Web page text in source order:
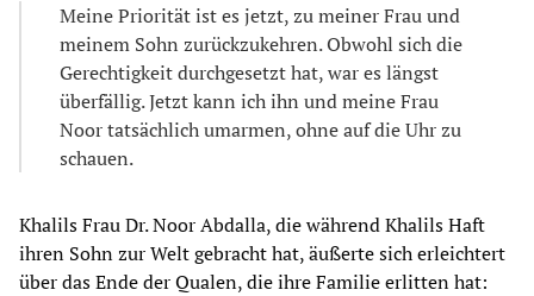
Meine Priorität ist es jetzt, zu meiner Frau und
meinem Sohn zurückzukehren. Obwohl sich die
Gerechtigkeit durchgesetzt hat, war es längst
überfällig. Jetzt kann ich ihn und meine Frau
Noor tatsächlich umarmen, ohne auf die Uhr zu
schauen.
Khalils Frau Dr. Noor Abdalla, die während Khalils Haft
ihren Sohn zur Welt gebracht hat, äußerte sich erleichtert
über das Ende der Qualen, die ihre Familie erlitten hat: